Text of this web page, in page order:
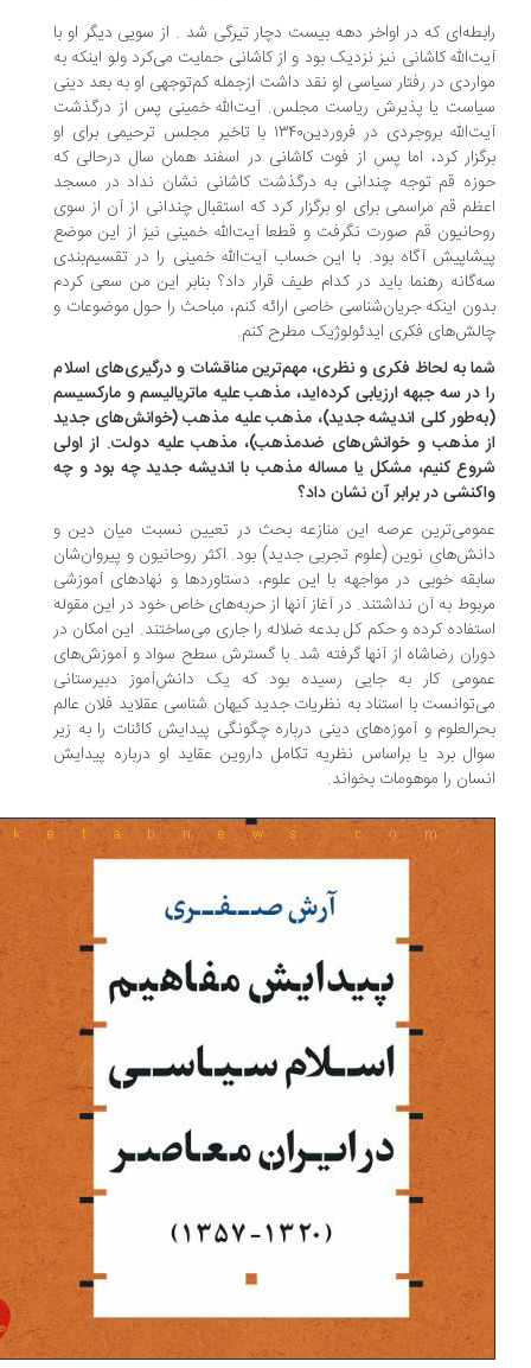
که در اواخر دهه بیست دچار تیرگی شد . از سویی دیگر او با
کاشانی نیز نزدیک بود و از کاشانی حمایت می‌کرد ولو اینکه به
در رفتار سیاسی او نقد داشت ازجمله کم‌توجهی او به بعد دینی
یا پذیرش ریاست مجلس. آیت‌الله خمینی پس از درگذشت
آیت‌الله بروجردی در فروردین۱۳۴۰ با تاخیر مجلس ترحیمی برای او
کرد، اما پس از فوت کاشانی در اسفند همان سال درحالی که
قم توجه چندانی به درگذشت کاشانی نشان نداد در مسجد
قم مراسمی برای او برگزار کرد که استقبال چندانی از آن از سوی
قم صورت نگرفت و قطعا آیت‌الله خمینی نیز از این موضع
آگاه بود. با این حساب آیت‌الله خمینی را در تقسیم‌بندی
رهنما باید در کدام طیف قرار داد؟ بنابر این من سعی کردم
اینکه جریان‌شناسی خاصی ارائه کنم، مباحث را حول موضوعات و
فکری ایدئولوژیک مطرح کنم.
به لحاظ فکری و نظری، مهم‌ترین مناقشات و درگیری‌های اسلام
در سه جبهه ارزیابی کرده‌اید، مذهب علیه ماتریالیسم و مارکسیسم
کلی اندیشه جدید)، مذهب علیه مذهب (خوانش‌های جدید
مذهب و خوانش‌های ضد‌مذهب)، مذهب علیه دولت. از اولی
کنیم، مشکل یا مساله مذهب با اندیشه جدید چه بود و چه
در برابر آن نشان داد؟
عرصه این منازعه بحث در تعیین نسبت میان دین و
نوین (علوم تجربی جدید) بود. اکثر روحانیون و پیروان‌شان
خوبی در مواجهه با این علوم، دستاوردها و نهادهای آموزشی
به آن نداشتند. در آغاز آنها از حربه‌های خاص خود در این مقوله
کرده و حکم کل بدعه ضلاله را جاری می‌ساختند. این امکان در
رضاشاه از آنها گرفته شد. با گسترش سطح سواد و آموزش‌های
کار به جایی رسیده بود که یک دانش‌آموز دبیرستانی
با استناد به نظریات جدید کیهان شناسی عقلاید فلان عالم
و آموزه‌های دینی درباره چگونگی پیدایش کائنات را به زیر
برد یا براساس نظریه تکامل داروین عقاید او درباره پیدایش
را موهومات بخواند.